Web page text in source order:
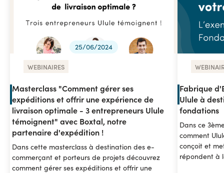
25/06/2024
WEBINAIRES
Masterclass "Comment gérer ses
expéditions et offrir une expérience de
livraison optimale - 3 entrepreneurs Ulule
témoignent" avec Boxtal, notre
partenaire d'expédition !
Dans cette masterclass à destination des e-
commerçant et porteurs de projets découvrez
comment gérer ses expéditions et offrir une
Fabrique
Ulule à
fondations
Dans ce
comment
conçoit et
répondent à